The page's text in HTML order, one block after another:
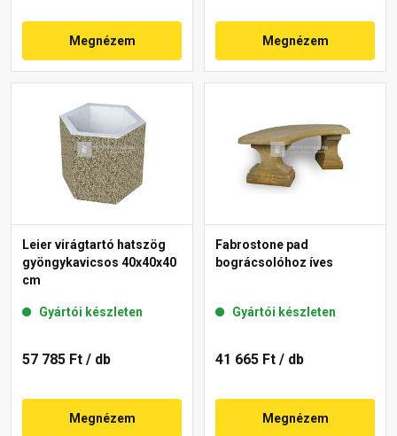
Megnézem Megnézem
Leier virágtartó hatszög
gyöngykavicsos 40x40x40
cm
Gyártói készleten
57 785 Ft / db
Megnézem
Fabrostone pad
bográcsolóhoz íves
Gyártói készleten
41 665 Ft / db
Megnézem